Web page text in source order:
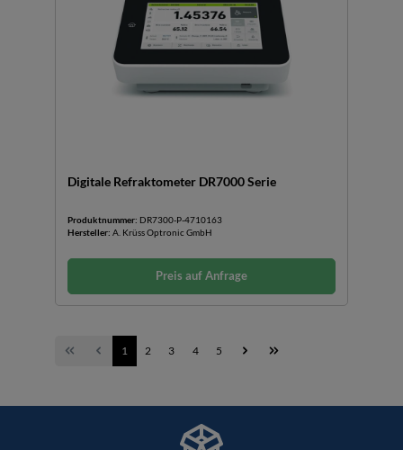
Digitale Refraktometer DR7000 Serie
Produktnummer: DR7300-P-4710163
Hersteller: A. Krüss Optronic GmbH
Preis auf Anfrage
1 2 3 4 5